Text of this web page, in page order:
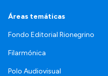
Áreas temáticas
Fondo Editorial Rionegrino
Filarmónica
Polo Audiovisual